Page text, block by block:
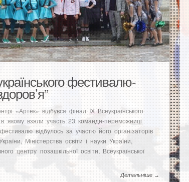
фестивалю-
«Артек» відбувся фінал IX Всеукраїнського
якому взяли участь 23 команди-переможниці
відбулось за участю його організаторів
Міністерства освіти і науки України,
центру позашкільної освіти, Всеукраїнської
Детальніше →